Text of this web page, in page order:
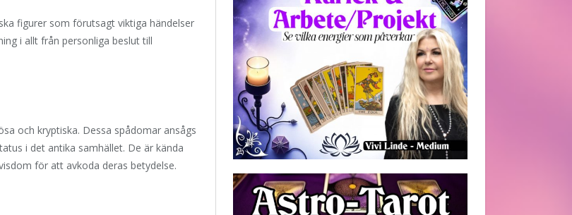
figurer som förutsagt viktiga händelser
i allt från personliga beslut till
och kryptiska. Dessa spådomar ansågs
i det antika samhället. De är kända
för att avkoda deras betydelse.